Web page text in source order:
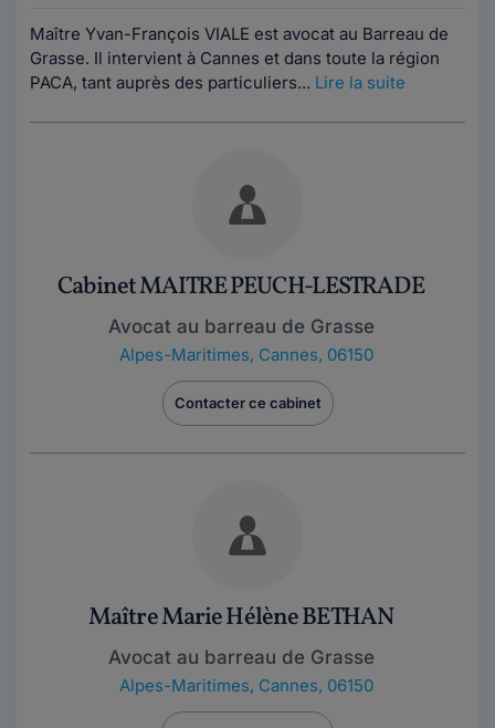
Maître Yvan-François VIALE est avocat au Barreau de
Grasse. Il intervient à Cannes et dans toute la région
PACA, tant auprès des particuliers... Lire la suite
Cabinet MAITRE PEUCH-LESTRADE
Avocat au barreau de Grasse
Alpes-Maritimes, Cannes, 06150
Contacter ce cabinet
Maître Marie Hélène BETHAN
Avocat au barreau de Grasse
Alpes-Maritimes, Cannes, 06150